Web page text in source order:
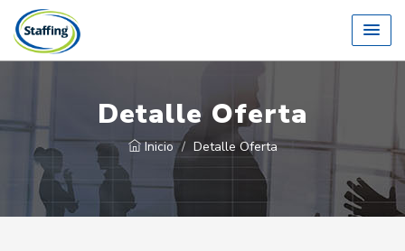
Detalle Oferta
Inicio Detalle Oferta